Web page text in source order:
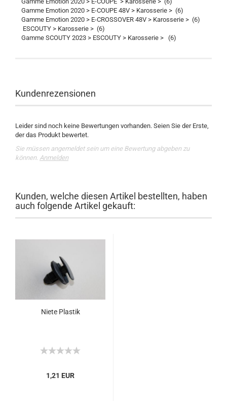
Gamme Emotion 2020 > E-COUPE 48V > Karosserie > (6)
Gamme Emotion 2020 > E-CROSSOVER 48V > Karosserie > (6)
ESCOUTY > Karosserie > (6)
Gamme SCOUTY 2023 > ESCOUTY > Karosserie > (6)
Kundenrezensionen
Leider sind noch keine Bewertungen vorhanden. Seien Sie der Erste,
der das Produkt bewertet.
Sie müssen angemeldet sein um eine Bewertung abgeben zu
können. Anmelden
Kunden, welche diesen Artikel bestellten, haben
auch folgende Artikel gekauft:
Niete Plastik
1,21 EUR